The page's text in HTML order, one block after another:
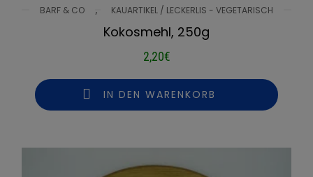
BARF & CO , KAUARTIKEL / LECKERLIS - VEGETARISCH
Kokosmehl, 250g
2,20€
IN DEN WARENKORB